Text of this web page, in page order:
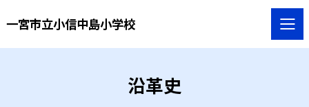
一宮市立小信中島小学校
沿革史